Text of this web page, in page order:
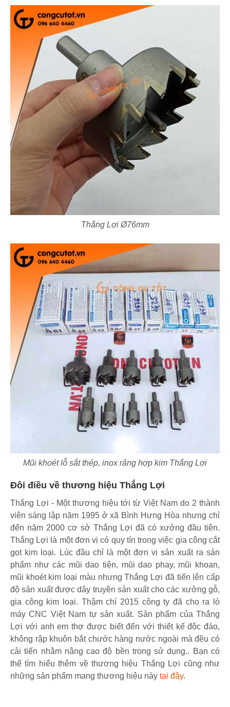
Thắng Lợi Ø76mm
Mũi khoét lỗ sắt thép, inox răng hợp kim Thắng Lợi
Đôi điều về thương hiệu Thắng Lợi
Thắng Lợi - Một thương hiệu tới từ Việt Nam do 2 thành
viên sáng lập năm 1995 ở xã Bình Hưng Hòa nhưng chỉ
đến năm 2000 cơ sở Thắng Lợi đã có xưởng đầu tiên.
Thắng Lợi là một đơn vị có quy tín trong việc gia công cắt
gọt kim loại. Lúc đầu chỉ là một đơn vị sản xuất ra sản
phẩm như các mũi dao tiện, mũi dao phay, mũi khoan,
mũi khoét kim loại màu nhưng Thắng Lợi đã tiến lên cấp
độ sản xuất được dây truyền sản xuất cho các xưởng gỗ,
gia công kim loại. Thậm chí 2015 công ty đã cho ra lò
máy CNC Việt Nam tự sản xuất. Sản phẩm của Thắng
Lợi với anh em thợ được biết đến với thiết kế độc đáo,
không rập khuôn bắt chước hàng nước ngoài mà đều có
cải tiến nhằm nâng cao độ bền trong sử dụng.. Bạn có
thể tìm hiểu thêm về thương hiệu Thắng Lợi cũng như
những sản phẩm mang thương hiệu này tại đây.